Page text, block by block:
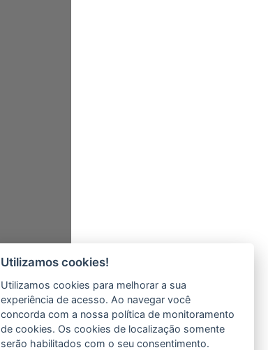
Utilizamos cookies!
Utilizamos cookies para melhorar a sua
experiência de acesso. Ao navegar você
concorda com a nossa política de monitoramento
de cookies. Os cookies de localização somente
serão habilitados com o seu consentimento.